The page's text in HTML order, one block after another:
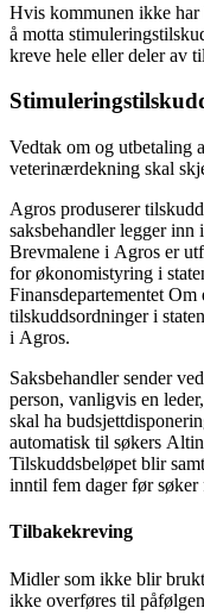
Hvis kommunen ikke
å motta
kreve hele eller deler av
Vedtak om og utbetaling
veterinærdekning skal
Agros produserer
saksbehandler legger
Brevmalene i Agros er
for økonomistyring i
Finansdepartementet
tilskuddsordninger i
i Agros.
Saksbehandler sender
person, vanligvis en
skal ha
automatisk til søkers
Tilskuddsbeløpet blir
inntil fem dager før søker
Tilbakekreving
Midler som ikke blir
ikke overføres til